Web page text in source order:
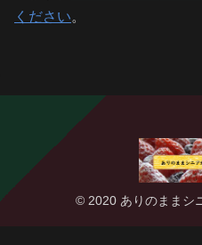
ください。
© 2020 ありのままシ